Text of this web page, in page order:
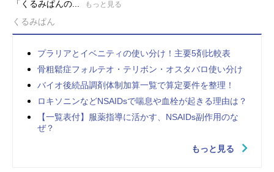
「くるみぱんの...
もっと見る
くるみぱん
プラリアとイベニティの使い分け！主要5剤比較表
骨粗鬆症フォルテオ・テリボン・オスタバロ使い分け
バイオ後続品調剤体制加算一覧で算定要件を整理！
ロキソニンなどNSAIDsで喘息や血栓が起きる理由は？
【一覧表付】服薬指導に活かす、NSAIDs副作用のな
ぜ？
もっと見る